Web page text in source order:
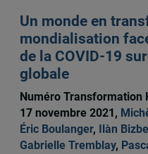
Un monde en
mondialisation
de la COVID-19
globale
Numéro Transformation
17 novembre 2021,
Éric Boulanger, Ilàn
Gabrielle Tremblay,